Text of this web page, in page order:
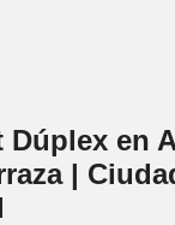
en
|